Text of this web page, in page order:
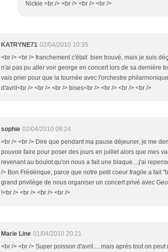
Nickie <br /> <br /> <br /> <br />
KATRYNE71 02/04/2010 10:35
<br /> <br /> franchement c'était bien trouvé, mais je suis
n'ai pas pu aller voir george en concert lors de sa dernière
vais prier pour que la tournée avec l'orchestre
d'avril<br /> <br /> <br /> bises<br /> <br /> <br /> <br />
sophie 02/04/2010 09:24
<br /> <br /> Dire que pendant ma pause déjeuner, je me
pouvoir faire pour poser des jours en juillet alors que mes
revenant au boulot qu'on nous a fait une blaque....j'ai
/> Bon Frédérique, parce que notre petit coeur fragile a fait
grand privilège de nous organiser un concert privé avec
!<br /> <br /> <br /> <br />
Marie Line 01/04/2010 20:21
<br /> <br /> Super poisson d'avril.....mais aprés tout on